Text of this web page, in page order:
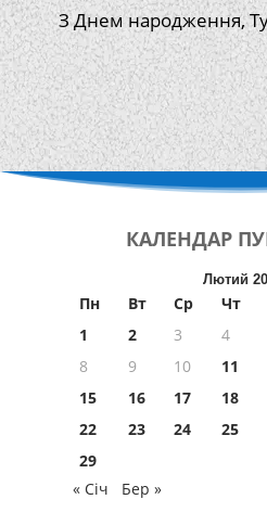
З Днем народження,
КАЛЕНДАР
Лютий
Пн Вт Ср Чт
1
2 3 4
8
9 10 11
15
16 17 18
22
23 24 25
29
« Січ
Бер »